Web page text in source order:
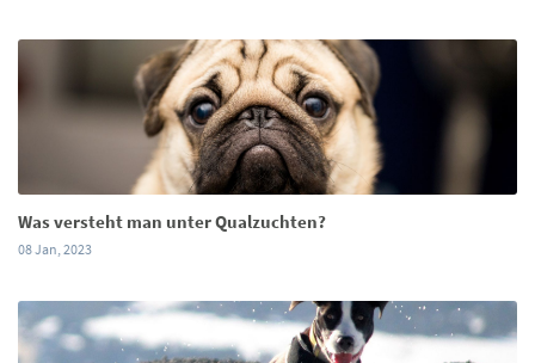
Was versteht man unter Qualzuchten?
08 Jan, 2023